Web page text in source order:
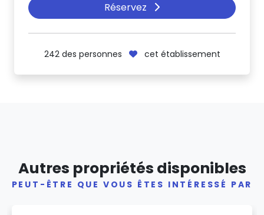
Réservez
242des personnes cet établissement
Autres propriétés disponibles
PEUT-ÊTRE QUE VOUS ÊTES INTÉRESSÉ PAR